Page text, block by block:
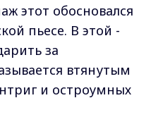
этот обосновался
пьесе. В этой -
за
втянутым
и остроумных